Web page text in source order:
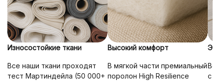
Износостойкие ткани
Все наши ткани проходят
тест Мартиндейла (50 000+
Высокий комфорт
В мягкой части премиальный
поролон High Resilience
с